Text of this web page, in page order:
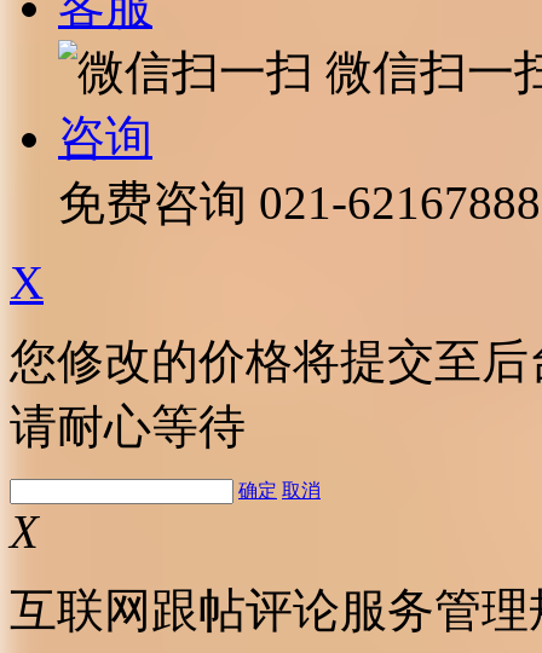
微信扫一
咨询
免费咨询 021-62167888
X
您修改的价格将提交至
请耐心等待
确定 取消
X
互联网跟帖评论服务管理